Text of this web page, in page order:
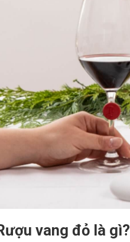
vang đỏ là gì?